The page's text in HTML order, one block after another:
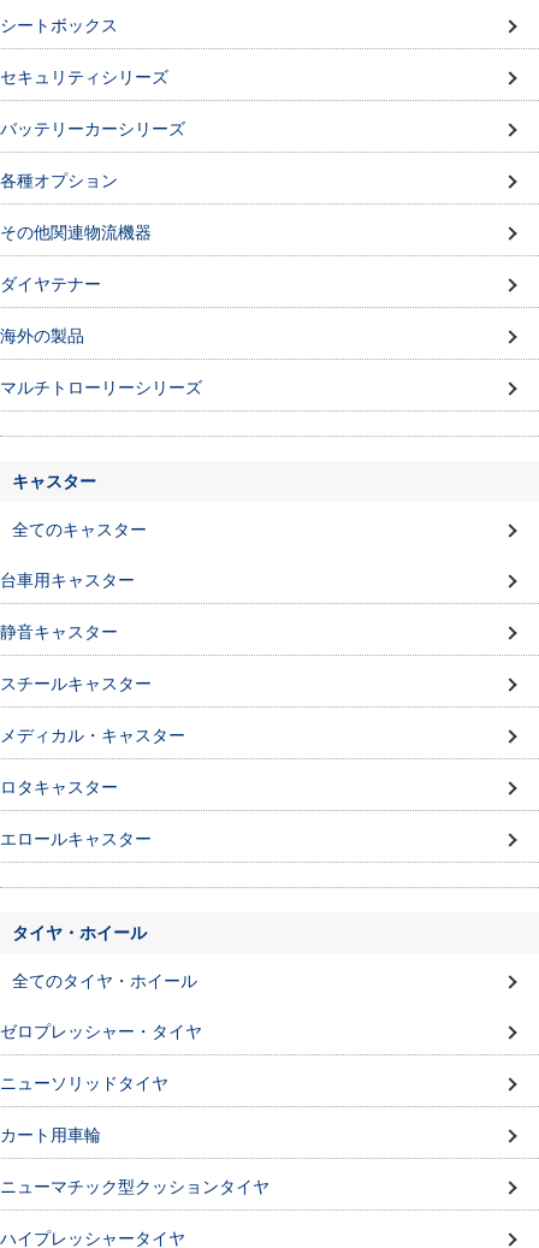
シートボックス
セキュリティシリーズ
バッテリーカーシリーズ
各種オプション
その他関連物流機器
ダイヤテナー
海外の製品
マルチトローリーシリーズ
キャスター
全てのキャスター
台車用キャスター
静音キャスター
スチールキャスター
メディカル・キャスター
ロタキャスター
エロールキャスター
タイヤ・ホイール
全てのタイヤ・ホイール
ゼロプレッシャー・タイヤ
ニューソリッドタイヤ
カート用車輪
ニューマチック型クッションタイヤ
ハイプレッシャータイヤ